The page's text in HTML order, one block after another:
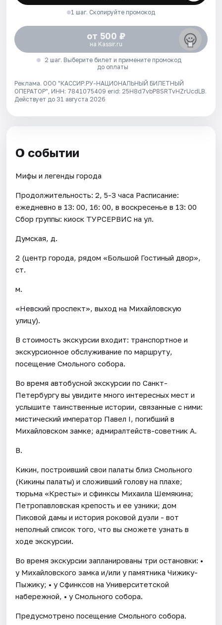
1 шаг. Скопируйте промокод
от 500 ₽
на Kassir.ru
2 шаг. Выберите билет и примените промокод
до оплаты
Реклама. ООО "КАССИР.РУ-НАЦИОНАЛЬНЫЙ БИЛЕТНЫЙ
ОПЕРАТОР", ИНН: 7841075409 erid: 25H8d7vbP8SRTvHZrUcdLB.
Действует до 31 августа 2026
О событии
Мифы и легенды города
Продолжительность: 2, 5-3 часа Расписание:
ежедневно в 13: 00, 16: 00, в воскресенье в 13: 00
Сбор группы: киоск ТУРСЕРВИС на ул.
Думская, д.
2 (центр города, рядом «Большой Гостиный двор»,
ст.
м.
«Невский проспект», выход на Михайловскую
улицу).
В стоимость экскурсии входит: транспортное и
экскурсионное обслуживание по маршруту,
посещение Смольного собора.
Во время автобусной экскурсии по Санкт-
Петербургу вы увидите много интересных мест и
услышите таинственные истории, связанные с ними:
мистический император Павел I, погибший в
Михайловском замке; адмиралтейств-советник А.
В.
Кикин, построивший свои палаты близ Смольного
(Кикины палаты) и сложивший голову на плахе;
тюрьма «Кресты» и сфинксы Михаила Шемякина;
Петропавловская крепость и ее узники; дом
Пиковой дамы и история роковой дуэли - вот
неполный список того, что вы сможете узнать в
ходе экскурсии.
Во время экскурсии запланированы три остановки: •
у Михайловского замка и/или у памятника Чижику-
Пыжику; • у Сфинксов на Университетской
набережной, • у Смольного собора.
Предусмотрено посещение Смольного собора.